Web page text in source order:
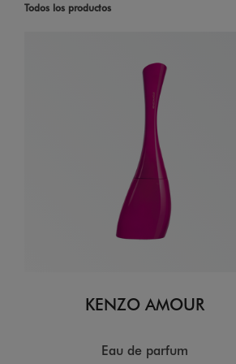
Todos los productos
KENZO AMOUR
Eau de parfum